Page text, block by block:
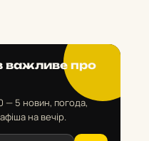
важливе про
— 5 новин, погода,
на вечір.